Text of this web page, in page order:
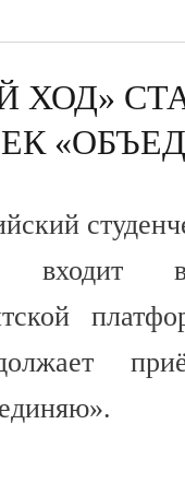
ХОД»
входит